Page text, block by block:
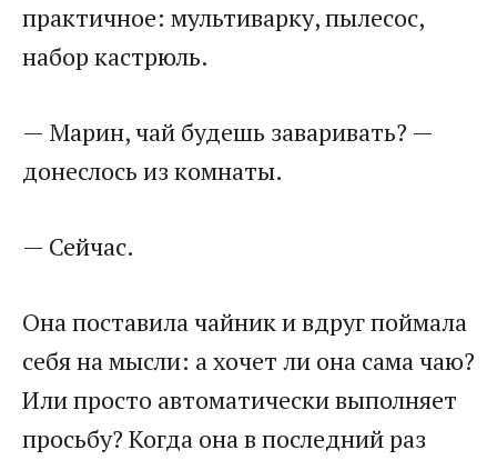
практичное: мультиварку, пылесос,
набор кастрюль.
— Марин, чай будешь заваривать? —
донеслось из комнаты.
— Сейчас.
Она поставила чайник и вдруг поймала
себя на мысли: а хочет ли она сама чаю?
Или просто автоматически выполняет
просьбу? Когда она в последний раз